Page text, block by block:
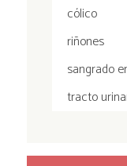
cólico
riñones
sangrado
tracto